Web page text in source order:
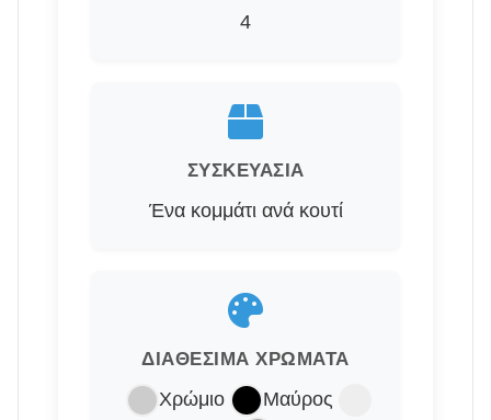
4
ΣΥΣΚΕΥΑΣΊΑ
Ένα κομμάτι ανά κουτί
ΔΙΑΘΈΣΙΜΑ ΧΡΏΜΑΤΑ
Χρώμιο
Μαύρος